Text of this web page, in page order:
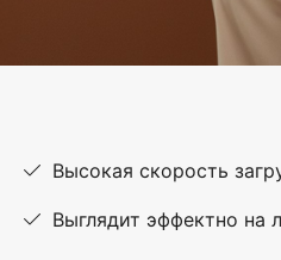
Высокая скорость
Выглядит эффектно на